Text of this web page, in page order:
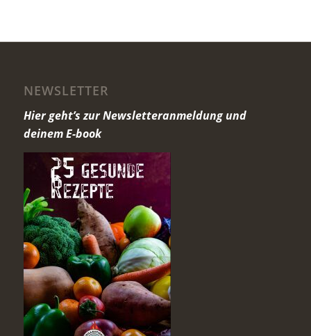
NEWSLETTER
Hier geht’s zur Newsletteranmeldung und
deinem E-book